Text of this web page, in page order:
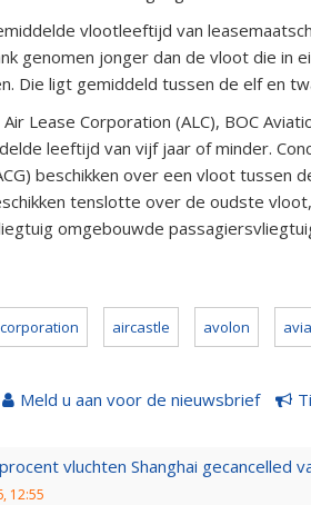
vlootleeftijd van
genomen jonger dan de vloot die in
Die ligt gemiddeld tussen de elf en
Lease Corporation (ALC), BOC
leeftijd van vijf jaar of minder.
beschikken over een vloot tussen
tenslotte over de oudste
omgebouwde
aircastle avolon
Meld u aan voor de nieuwsbrief
vluchten Shanghai gecancelled
12:55